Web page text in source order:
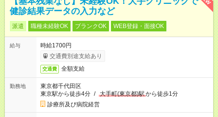
健診結果データの入力など
派遣 職種未経験OK ブランクOK WEB登録・面接OK
給与
時給1700円
交通費別途支給あり
交通費 全額支給
勤務地
東京都千代田区
東京駅から徒歩4分 / 大手町(東京都)駅から徒歩1分
診療所及び病院経営